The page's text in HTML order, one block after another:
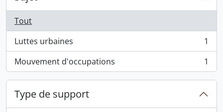
Tout
Luttes urbaines
, 1 résultats
1
Mouvement d'occupations
, 1 résultats 1
Type de support